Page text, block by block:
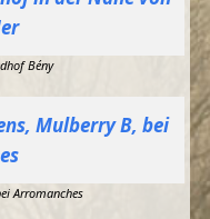
Bény
Arromanches